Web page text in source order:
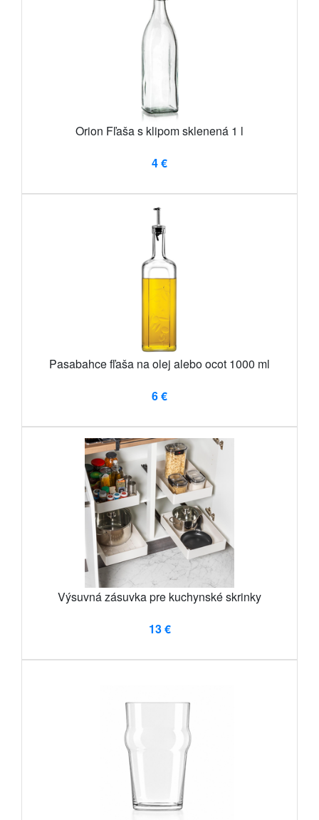
Orion Fľaša s klipom sklenená 1 l
4 €
Pasabahce fľaša na olej alebo ocot 1000 ml
6 €
Výsuvná zásuvka pre kuchynské skrinky
13 €